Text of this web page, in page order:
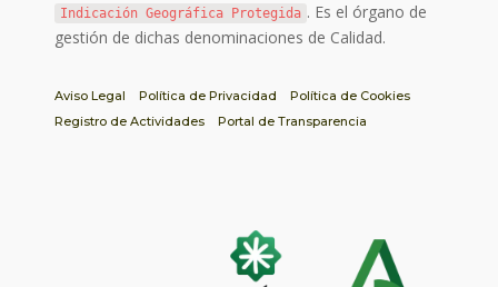
Indicación Geográfica Protegida . Es el órgano de
gestión de dichas denominaciones de Calidad.
Aviso Legal Política de Privacidad
Política de Cookies
Registro de Actividades
Portal de Transparencia